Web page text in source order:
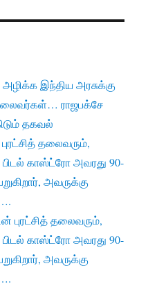
அழிக்க இந்திய அரசுக்கு
ராஜபக்சே
தகவல்
புரட்சித் தலைவரும்,
காஸ்ட்ரோ அவரது 90-
அவருக்கு
புரட்சித் தலைவரும்,
காஸ்ட்ரோ அவரது 90-
அவருக்கு